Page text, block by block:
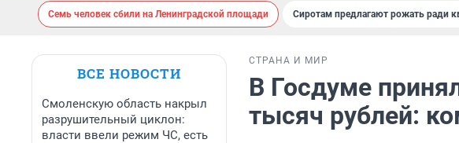
Семь человек сбили на Ленинградской площади Сиротам предлагают рожать ради
ВСЕ НОВОСТИ
Смоленскую область накрыл
разрушительный циклон:
власти ввели режим ЧС, есть
СТРАНА И МИР
В Госдуме
тысяч рублей: